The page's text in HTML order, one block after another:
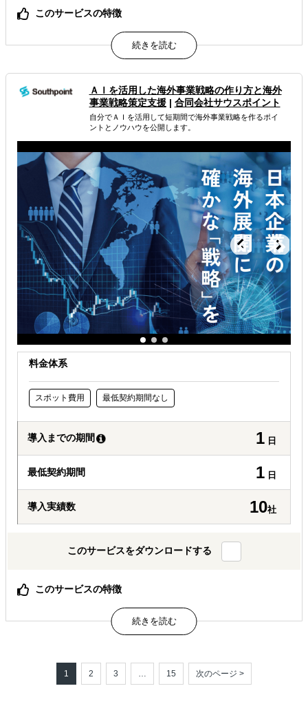
このサービスの特徴
渡航費不要・アポイント不要でエキスパートへインタビュ
ー可能
海外のエキスパートの「生の声」と「熱気」があなたの会
議室に
中小企業でも手の届く価格設定、フォローアップも充実
属するジャンル
解決できる課題
自社事業に最適な進出形態を知りたい
自社商材に最適な販売方法を知りたい
自社商材の現地でのニーズを知りたい
ＡＩを活用した海外事業戦略 の作り方と海外
事業戦略策定支援| 合同会社サウスポイント
自分でＡＩを活用して短期間で海外事業戦略を作るポイ
ントとノウハウを公開します。
料金体系
スポット費用 最低契約期間なし
導入までの期間 1 日
最低契約期間 1 日
導入実績数 10社
このサービスをダウンロードする
このサービスの特徴
日本企業の海外展開に確かな「戦略」を、常識を覆すスピ
ードと費用でご提供
期間は１日、費用はわずか６９，８００円（税別）、国家
属するジャンル
1 2 3 … 15 次のページ >